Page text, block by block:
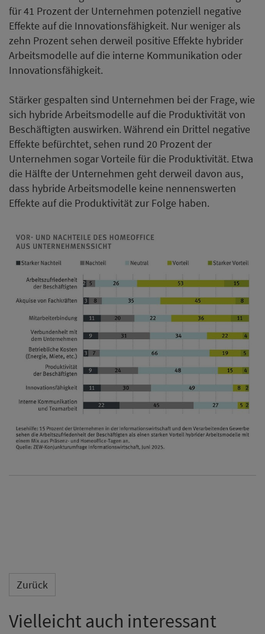
für 41 Prozent der Unternehmen potenziell negative
Effekte auf die Innovationsfähigkeit. Nur weniger als
zehn Prozent sehen derweil positive Effekte hybrider
Arbeitsmodelle auf die interne Kommunikation oder
Innovationsfähigkeit.
Stärker gespalten sind Unternehmen bei der Frage, wie
sich hybride Arbeitsmodelle auf die Produktivität von
Beschäftigten auswirken. Während ein Drittel negative
Effekte befürchtet, sehen rund 20 Prozent der
Unternehmen sogar Vorteile für die Produktivität. Etwa
die Hälfte der Unternehmen geht derweil davon aus,
dass hybride Arbeitsmodelle keine nennenswerten
Effekte auf die Produktivität zur Folge haben.
Zurück
Vielleicht auch interessant